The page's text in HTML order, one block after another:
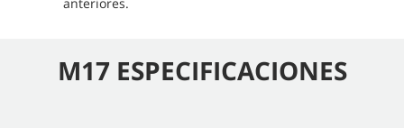
M17 ESPECIFICACIONES